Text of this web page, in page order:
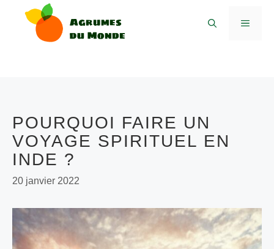
MENU
POURQUOI FAIRE UN
VOYAGE SPIRITUEL EN
INDE ?
20 janvier 2022